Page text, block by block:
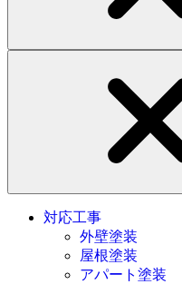
対応工事
外壁塗装
屋根塗装
アパート塗装